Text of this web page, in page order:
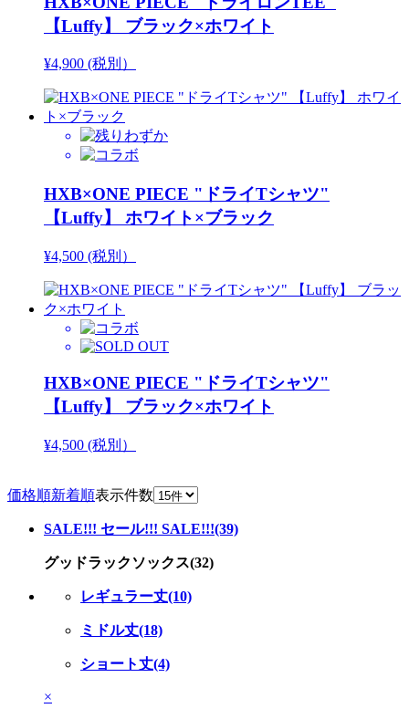
【Luffy】 ブラック×ホワイト
¥4,900 (税別）
HXB×ONE PIECE "ドライTシャツ"
【Luffy】 ホワイト×ブラック
¥4,500 (税別）
HXB×ONE PIECE "ドライTシャツ"
【Luffy】 ブラック×ホワイト
¥4,500 (税別）
価格順新着順表示件数
SALE!!! セール!!! SALE!!!(39)
グッドラックソックス(32)
レギュラー丈(10)
ミドル丈(18)
ショート丈(4)
×